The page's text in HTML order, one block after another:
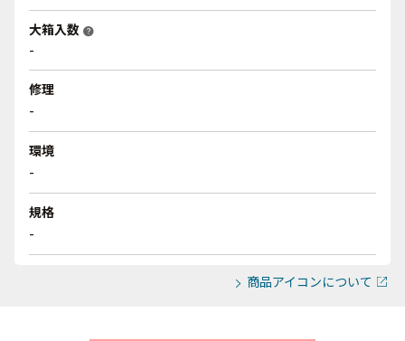
大箱入数 help
-
修理
-
環境
-
規格
-
商品アイコンについて